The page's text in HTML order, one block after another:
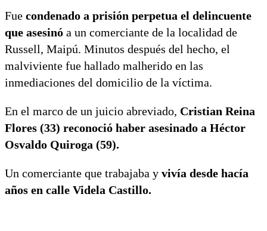
Fue condenado a prisión perpetua el delincuente
que asesinó a un comerciante de la localidad de
Russell, Maipú. Minutos después del hecho, el
malviviente fue hallado malherido en las
inmediaciones del domicilio de la víctima.
En el marco de un juicio abreviado, Cristian Reina
Flores (33) reconoció haber asesinado a Héctor
Osvaldo Quiroga (59).
Un comerciante que trabajaba y vivía desde hacía
años en calle Videla Castillo.